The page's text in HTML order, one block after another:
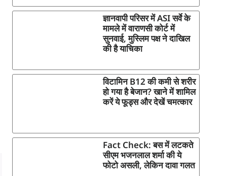
ज्ञानवापी परिसर में ASI सर्वे के
मामले में वाराणसी कोर्ट में
सुनवाई, मुस्लिम पक्ष ने दाखिल
की है याचिका
विटामिन B12 की कमी से शरीर
हो गया है बेजान? खाने में शामिल
करें ये फूड्स और देखें चमत्कार
Fact Check: बस में लटकते
सीएम भजनलाल शर्मा की ये
फोटो असली, लेकिन दावा गलत